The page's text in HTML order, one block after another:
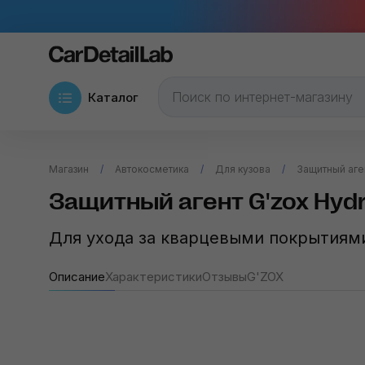
Каталог
Магазин Автокосметика Для кузова Защитный
Защитный агент G'zox
Для ухода за кварцевыми
ОписаниеХарактеристикиОтзывыG'ZOX